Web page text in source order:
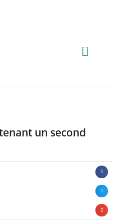
un second